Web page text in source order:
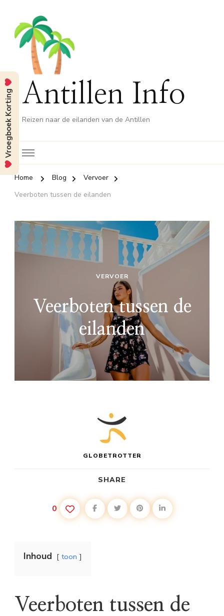
Antillen Info
Reizen naar de eilanden van de Antillen
Home Blog
Vervoer
Veerboten tussen de eilanden
VERVOER
Veerboten tussen de
eilanden
GLOBETROTTER
SHARE
0
Inhoud toon
Veerboten tussen de
Vroegboek Korting